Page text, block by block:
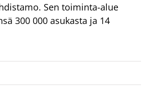
Sen toiminta-alue
300 000 asukasta ja 14